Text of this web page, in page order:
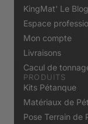
KingMat' Le Blog
Espace
Mon compte
Livraisons
Cacul de
PRODUITS
Kits Pétanque
Matériaux de
Pose Terrain de